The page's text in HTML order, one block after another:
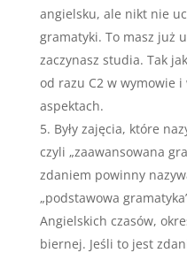
angielsku, ale nikt nie
gramatyki. To masz już
zaczynasz studia. Tak
od razu C2 w wymowie
aspektach.
Były zajęcia, które
czyli „zaawansowana
zdaniem powinny
„podstawowa
Angielskich czasów,
biernej. Jeśli to jest